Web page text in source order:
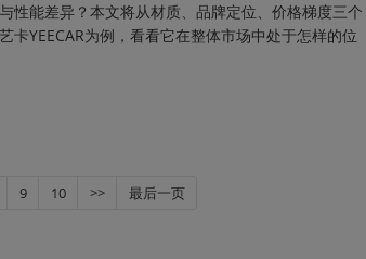
性能差异？本文将从材质、品牌定位、价格梯度三个
卡YEECAR为例，看看它在整体市场中处于怎样的位
9 10 >> 最后一页